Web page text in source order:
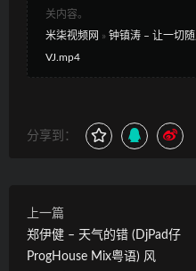
关内容。
米柒视频网 » 钟镇涛 – 让一切
VJ.mp4
分享到：
上一篇
郑伊健 – 天气的错 (DjPad仔
ProgHouse Mix粤语) 风